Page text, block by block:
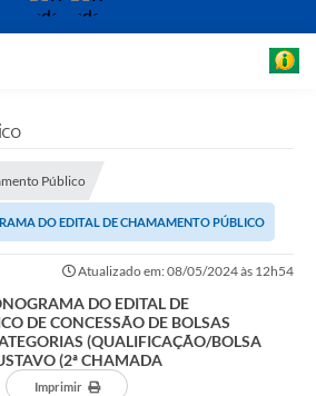
Público
DO EDITAL DE CHAMAMENTO PÚBLICO
Atualizado em: 08/05/2024 às 12h54
DO EDITAL DE
DE CONCESSÃO DE BOLSAS
(QUALIFICAÇÃO/BOLSA
(2ª CHAMADA
Imprimir